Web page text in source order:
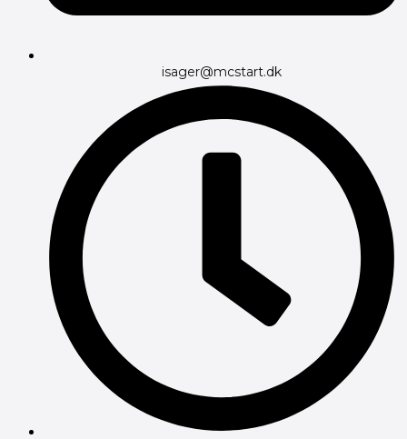
isager@mcstart.dk